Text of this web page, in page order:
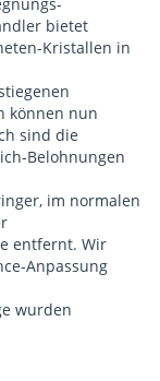
bietet
Kristallen in
können nun
sind die
Belohnungen
im normalen
entfernt. Wir
Anpassung
wurden